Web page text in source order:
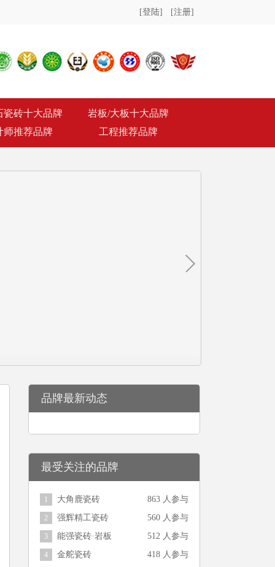
[登陆] [注册]
瓷砖十大品牌
岩板/大板十大品牌
师推荐品牌 工程推荐品牌
品牌最新动态
最受关注的品牌
1 大角鹿瓷砖 863 人参与
2 强辉精工瓷砖 560 人参与
3 能强瓷砖·岩板 512 人参与
4 金舵瓷砖 418 人参与